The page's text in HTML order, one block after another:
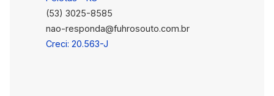
(53) 3025-8585
nao-responda@fuhrosouto.com.br
Creci: 20.563-J